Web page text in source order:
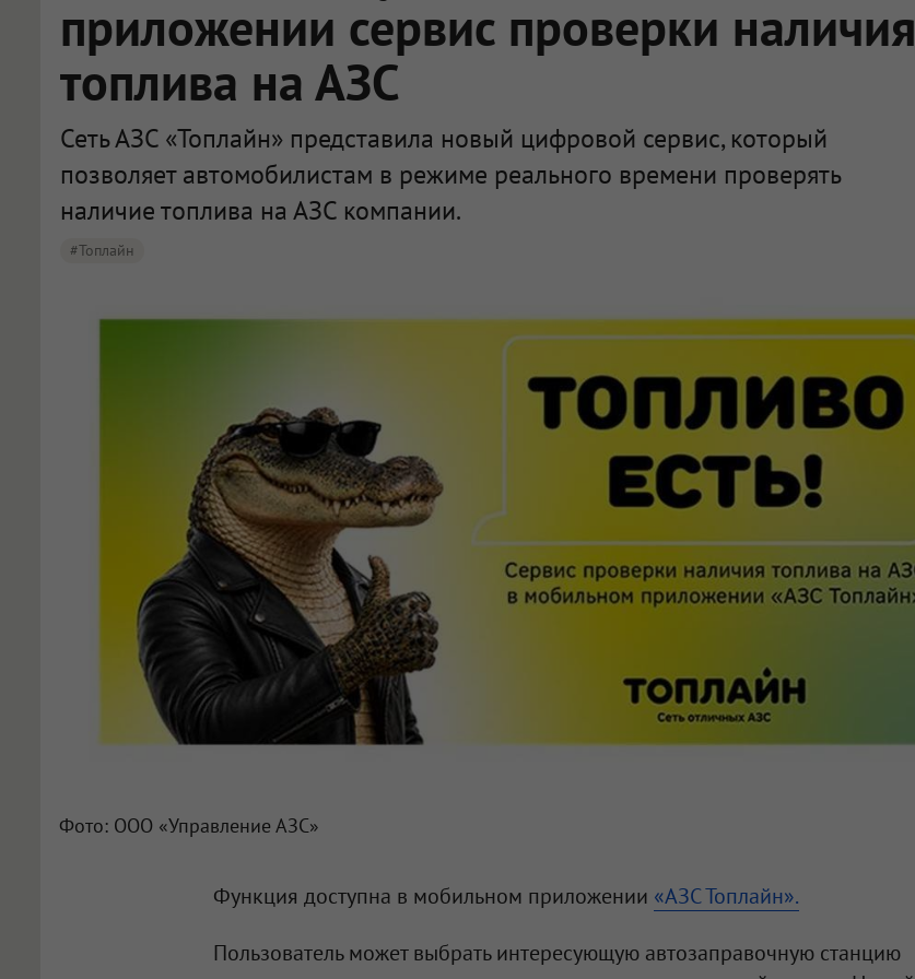
приложении сервис проверки наличия
топлива на АЗС
Сеть АЗС «Топлайн» представила новый цифровой сервис, который
позволяет автомобилистам в режиме реального времени проверять
наличие топлива на АЗС компании.
#Топлайн
Фото: ООО «Управление АЗС»
Функция доступна в мобильном приложении «АЗС Топлайн».
Пользователь может выбрать интересующую автозаправочную станцию